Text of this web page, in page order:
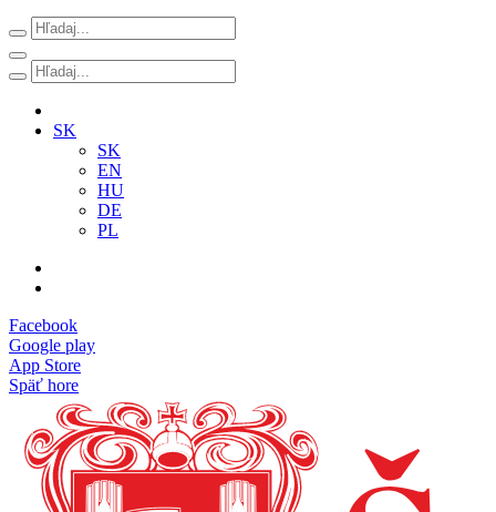
SK
SK
EN
HU
DE
PL
Facebook
Google play
App Store
Späť hore